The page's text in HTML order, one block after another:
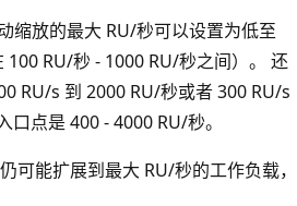
缩放的最大 RU/秒可以设置为低至
100 RU/秒 - 1000 RU/秒之间）。 还
RU/s 到 2000 RU/秒或者 300 RU/s
点是 400 - 4000 RU/秒。
可能扩展到最大 RU/秒的工作负载，